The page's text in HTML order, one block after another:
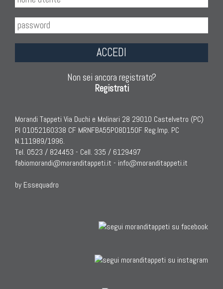
ACCEDI
Non sei ancora registrato?
Registrati
Morandi Tappeti Via Duchi e Molinari 28 29010 Castelvetro (PC)
PI 01052160338 CF MRNFBA55P08D150F Reg.Imp. PC
N.111989/1996.
Tel. 0523 / 824453 - Cell. 335 / 6129497
fabiomorandi@moranditappeti.it - info@moranditappeti.it
by Essequadro